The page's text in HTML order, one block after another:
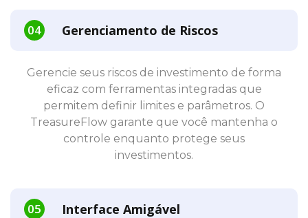
Gerenciamento de Riscos
Gerencie seus riscos de investimento de forma
eficaz com ferramentas integradas que
permitem definir limites e parâmetros. O
TreasureFlow garante que você mantenha o
controle enquanto protege seus
investimentos.
Interface Amigável